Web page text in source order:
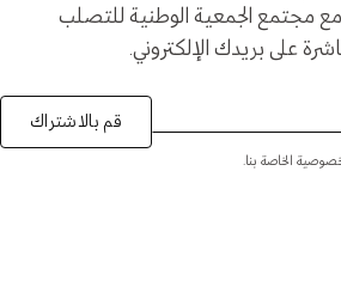
مجتمع الجمعية الوطنية للتصلب
على بريدك الإلكتروني.
الخاصة بنا.
قم بالاشتراك